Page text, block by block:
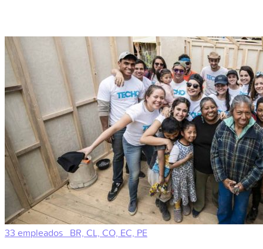
33 empleados
BR, CL, CO, EC, PE